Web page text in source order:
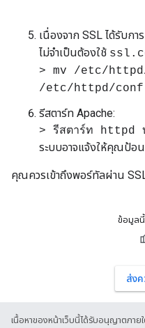
เนื่องจาก SSL ได้รับกา
ไม่จําเป็นต้องใช้
> mv /etc/
/etc/httpd/
รีสตาร์ท Apache:
> รีสตาร์ท httpd
ระบบอาจแจ้งให้คุณป้อ
คุณควรเข้าถึงพอร์ทัลผ่าน
ข้อมูลนี้
ส่งค
เนื้อหาของหน้าเว็บนี้ได้รับอนุญาตภาย